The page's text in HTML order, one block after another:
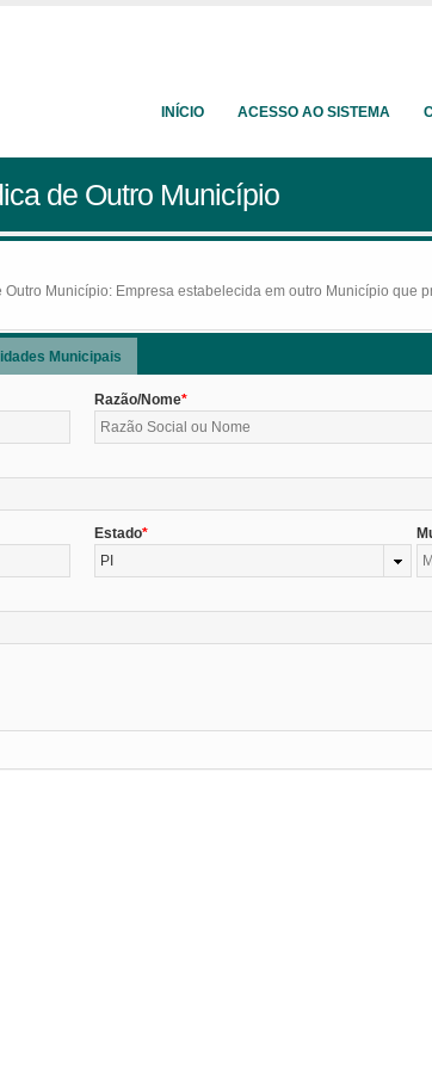
INÍCIO ACESSO AO SISTEMA
de Outro Município
Município: Empresa estabelecida em outro Município que
Municipais
Razão/Nome
Estado
PI